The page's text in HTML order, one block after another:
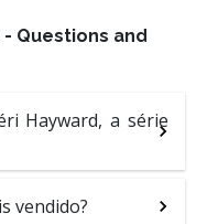
Questions and
Hayward, a série
vendido?